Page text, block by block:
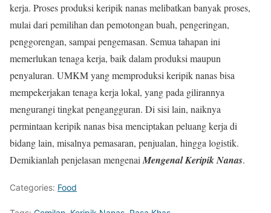
kerja. Proses produksi keripik nanas melibatkan banyak proses,
mulai dari pemilihan dan pemotongan buah, pengeringan,
penggorengan, sampai pengemasan. Semua tahapan ini
memerlukan tenaga kerja, baik dalam produksi maupun
penyaluran. UMKM yang memproduksi keripik nanas bisa
mempekerjakan tenaga kerja lokal, yang pada gilirannya
mengurangi tingkat pengangguran. Di sisi lain, naiknya
permintaan keripik nanas bisa menciptakan peluang kerja di
bidang lain, misalnya pemasaran, penjualan, hingga logistik.
Demikianlah penjelasan mengenai Mengenal Keripik Nanas.
Categories: Food